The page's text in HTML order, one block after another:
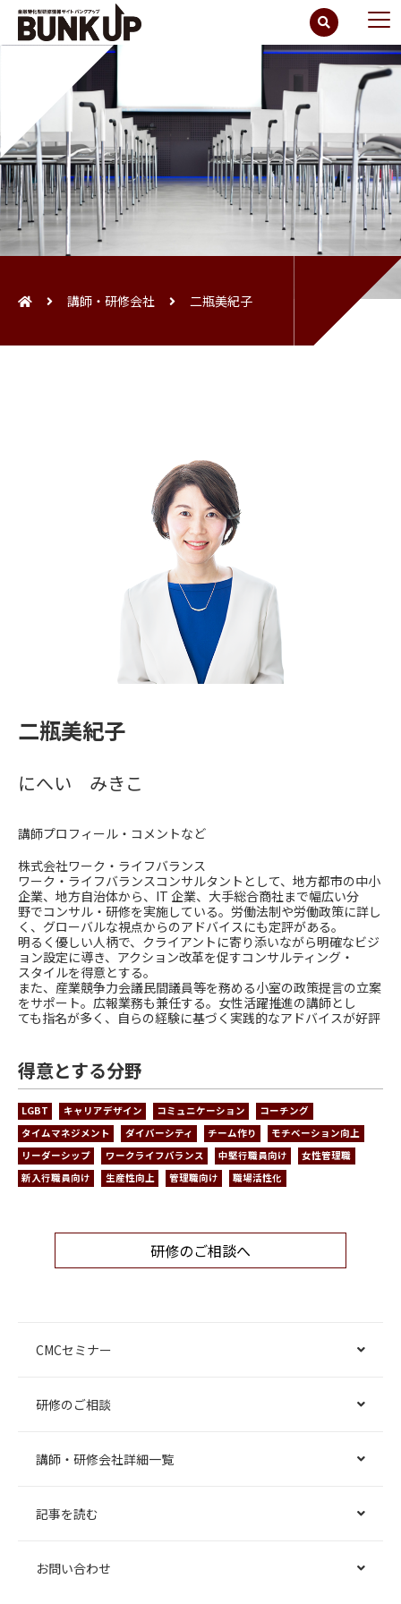
講師・研修会社 二瓶美紀子
二瓶美紀子
にへい みきこ
講師プロフィール・コメントなど
株式会社ワーク・ライフバランス
ワーク・ライフバランスコンサルタントとして、地方都市の中小
企業、地方自治体から、IT 企業、大手総合商社まで幅広い分
野でコンサル・研修を実施している。労働法制や労働政策に詳し
く、グローバルな視点からのアドバイスにも定評がある。
明るく優しい人柄で、クライアントに寄り添いながら明確なビジ
ョン設定に導き、アクション改革を促すコンサルティング・
スタイルを得意とする。
また、産業競争力会議民間議員等を務める小室の政策提言の立案
をサポート。広報業務も兼任する。女性活躍推進の講師とし
ても指名が多く、自らの経験に基づく実践的なアドバイスが好評
得意とする分野
LGBT キャリアデザイン コミュニケーション
コーチング
タイムマネジメント
ダイバーシティ チーム作り
モチベーション向上
リーダーシップ
ワークライフバランス 中堅行職員向け
女性管理職
新入行職員向け
生産性向上 管理職向け 職場活性化
研修のご相談へ
CMCセミナー
研修のご相談
講師・研修会社詳細一覧
記事を読む
お問い合わせ